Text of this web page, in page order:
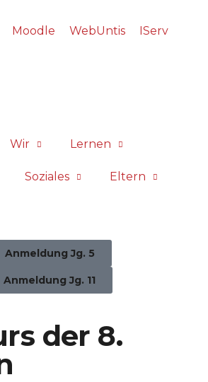
Moodle WebUntis IServ
Wir Lernen
Soziales Eltern
Anmeldung Jg. 5
Anmeldung Jg. 11
der 8.